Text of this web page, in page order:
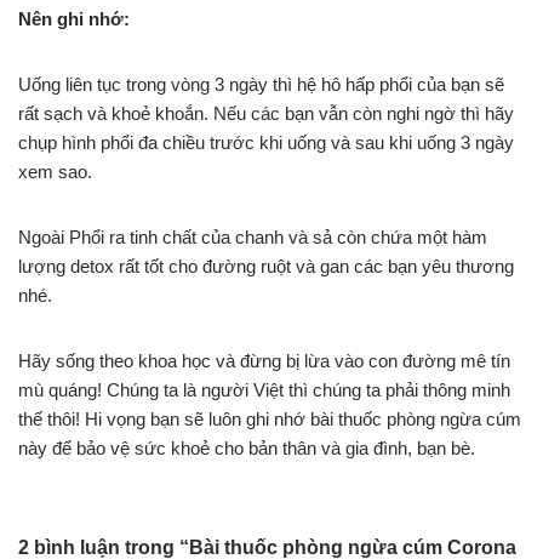
Nên ghi nhớ:
Uống liên tục trong vòng 3 ngày thì hệ hô hấp phổi của bạn sẽ
rất sạch và khoẻ khoắn. Nếu các bạn vẫn còn nghi ngờ thì hãy
chụp hình phổi đa chiều trước khi uống và sau khi uống 3 ngày
xem sao.
Ngoài Phổi ra tinh chất của chanh và sả còn chứa một hàm
lượng detox rất tốt cho đường ruột và gan các bạn yêu thương
nhé.
Hãy sống theo khoa học và đừng bị lừa vào con đường mê tín
mù quáng! Chúng ta là người Việt thì chúng ta phải thông minh
thế thôi! Hi vọng bạn sẽ luôn ghi nhớ bài thuốc phòng ngừa cúm
này để bảo vệ sức khoẻ cho bản thân và gia đình, bạn bè.
2 bình luận trong “Bài thuốc phòng ngừa cúm Corona